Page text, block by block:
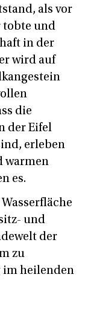
als vor
tobte und
in der
wird auf
die
der Eifel
erleben
warmen
es.
und
der
zu
im heilenden